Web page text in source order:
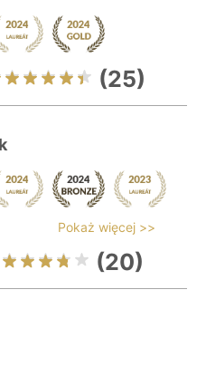
(25)
Pokaż więcej >>
(20)